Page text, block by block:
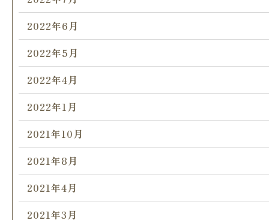
2022年6月
2022年5月
2022年4月
2022年1月
2021年10月
2021年8月
2021年4月
2021年3月